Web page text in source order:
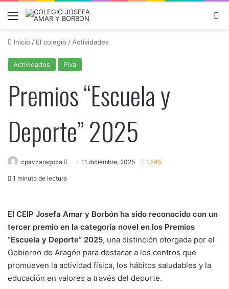
Menú
Inicio / El colegio / Actividades
Actividades Piva
Premios “Escuela y
Deporte” 2025
cpavzaragoza
Send11 diciembre, 2025 1.545
1 minuto de lectura
El CEIP Josefa Amar y Borbón ha sido reconocido con un
tercer premio en la categoría novel en los Premios
“Escuela y Deporte” 2025, una distinción otorgada por el
Gobierno de Aragón para destacar a los centros que
promueven la actividad física, los hábitos saludables y la
educación en valores a través del deporte.